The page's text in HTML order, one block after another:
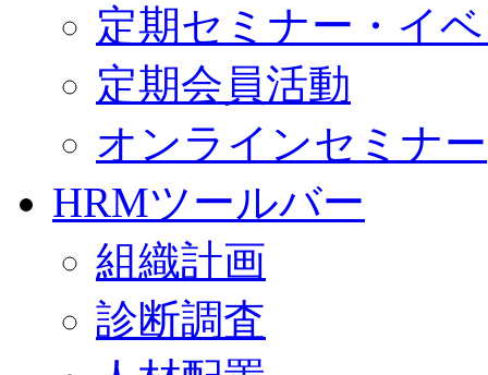
定期セミナー・イ
定期会員活動
オンラインセミナー
HRMツールバー
組織計画
診断調査